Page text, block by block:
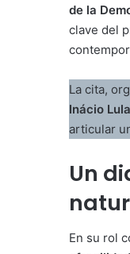
de la
clave del
La cita,
Inácio
articular
Un
En su rol